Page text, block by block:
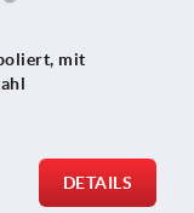
mit
DETAILS